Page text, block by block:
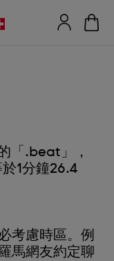
「.beat」，
1分鐘26.4
考慮時區。例
馬網友約定聊